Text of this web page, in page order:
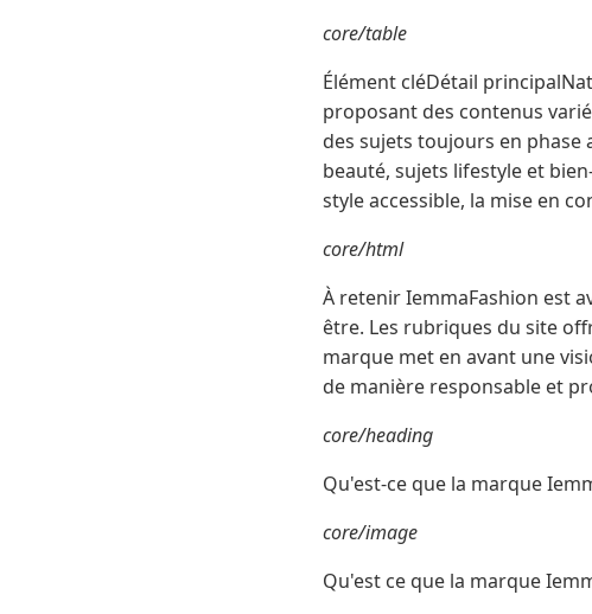
core/table
Élément cléDétail
proposant des contenus
des sujets toujours en phase
beauté, sujets lifestyle et
style accessible, la mise en
core/html
À retenir IemmaFashion est
être. Les rubriques du site
marque met en avant une
de manière responsable et
core/heading
Qu'est-ce que la marque
core/image
Qu'est ce que la marque